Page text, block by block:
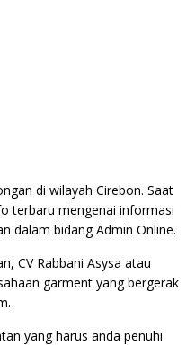
di wilayah Cirebon. Saat
terbaru mengenai informasi
dalam bidang Admin Online.
CV Rabbani Asysa atau
garment yang bergerak
yang harus anda penuhi